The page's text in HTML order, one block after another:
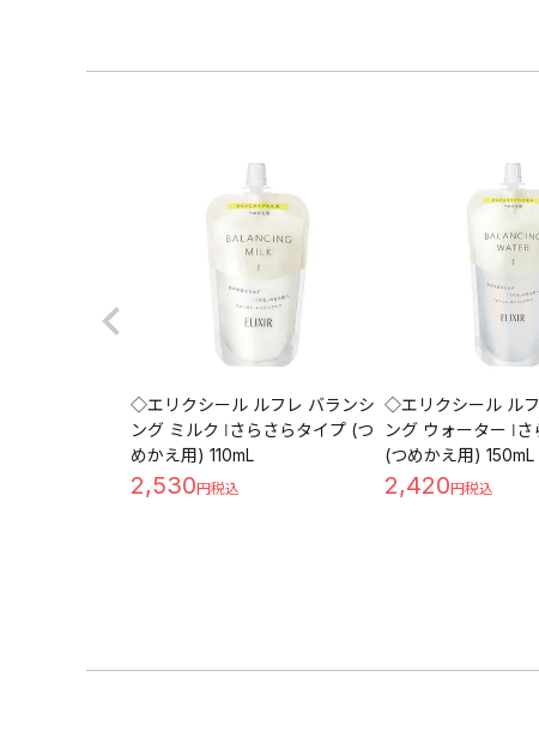
◇エリクシール ルフレ バランシ
ング ミルク Ⅰさらさらタイプ (つ
めかえ用) 110mL
2,530
◇エリクシール ル
ング ウォーター Ⅰ
(つめかえ用) 150mL
2,420